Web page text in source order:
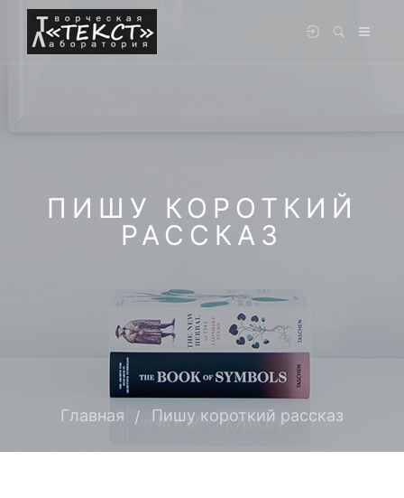
ПИШУ КОРОТКИЙ
РАССКАЗ
Главная Пишу короткий рассказ